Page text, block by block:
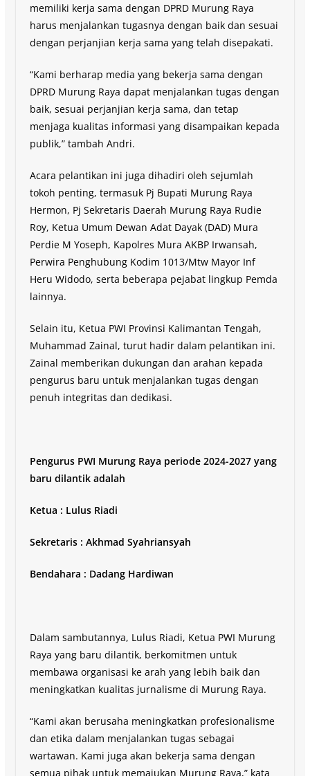
memiliki kerja sama dengan DPRD Murung Raya
harus menjalankan tugasnya dengan baik dan sesuai
dengan perjanjian kerja sama yang telah disepakati.
“Kami berharap media yang bekerja sama dengan
DPRD Murung Raya dapat menjalankan tugas dengan
baik, sesuai perjanjian kerja sama, dan tetap
menjaga kualitas informasi yang disampaikan kepada
publik,” tambah Andri.
Acara pelantikan ini juga dihadiri oleh sejumlah
tokoh penting, termasuk Pj Bupati Murung Raya
Hermon, Pj Sekretaris Daerah Murung Raya Rudie
Roy, Ketua Umum Dewan Adat Dayak (DAD) Mura
Perdie M Yoseph, Kapolres Mura AKBP Irwansah,
Perwira Penghubung Kodim 1013/Mtw Mayor Inf
Heru Widodo, serta beberapa pejabat lingkup Pemda
lainnya.
Selain itu, Ketua PWI Provinsi Kalimantan Tengah,
Muhammad Zainal, turut hadir dalam pelantikan ini.
Zainal memberikan dukungan dan arahan kepada
pengurus baru untuk menjalankan tugas dengan
penuh integritas dan dedikasi.
Pengurus PWI Murung Raya periode 2024-2027 yang
baru dilantik adalah
Ketua : Lulus Riadi
Sekretaris : Akhmad Syahriansyah
Bendahara : Dadang Hardiwan
Dalam sambutannya, Lulus Riadi, Ketua PWI Murung
Raya yang baru dilantik, berkomitmen untuk
membawa organisasi ke arah yang lebih baik dan
meningkatkan kualitas jurnalisme di Murung Raya.
“Kami akan berusaha meningkatkan profesionalisme
dan etika dalam menjalankan tugas sebagai
wartawan. Kami juga akan bekerja sama dengan
semua pihak untuk memajukan Murung Raya,” kata